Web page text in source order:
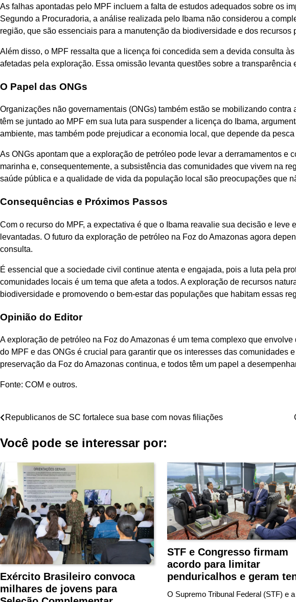
As falhas apontadas pelo MPF incluem a falta de estudos adequados sobre os
Segundo a Procuradoria, a análise realizada pelo Ibama não considerou a
região, que são essenciais para a manutenção da biodiversidade e dos recursos
Além disso, o MPF ressalta que a licença foi concedida sem a devida consulta
afetadas pela exploração. Essa omissão levanta questões sobre a
O Papel das ONGs
Organizações não governamentais (ONGs) também estão se mobilizando
têm se juntado ao MPF em sua luta para suspender a licença do Ibama,
ambiente, mas também pode prejudicar a economia local, que depende da pesca
As ONGs apontam que a exploração de petróleo pode levar a derramamentos e
marinha e, consequentemente, a subsistência das comunidades que vivem na
saúde pública e a qualidade de vida da população local são preocupações que
Consequências e Próximos Passos
Com o recurso do MPF, a expectativa é que o Ibama reavalie sua decisão e leve
levantadas. O futuro da exploração de petróleo na Foz do Amazonas agora
consulta.
É essencial que a sociedade civil continue atenta e engajada, pois a luta pela
comunidades locais é um tema que afeta a todos. A exploração de recursos
biodiversidade e promovendo o bem-estar das populações que habitam essas
Opinião do Editor
A exploração de petróleo na Foz do Amazonas é um tema complexo que
do MPF e das ONGs é crucial para garantir que os interesses das comunidades
preservação da Foz do Amazonas continua, e todos têm um papel a
Fonte: COM e outros.
Navegação
de
Republicanos de SC fortalece sua base com novas filiações
Você pode se interessar por:
Exército Brasileiro convoca
milhares de jovens para
STF e Congresso firmam
acordo para limitar
penduricalhos e geram
O Supremo Tribunal Federal (STF) e